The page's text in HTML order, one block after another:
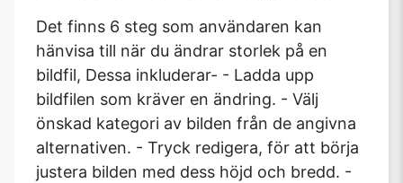
Det finns 6 steg som användaren kan
hänvisa till när du ändrar storlek på en
bildfil, Dessa inkluderar- - Ladda upp
bildfilen som kräver en ändring. - Välj
önskad kategori av bilden från de angivna
alternativen. - Tryck redigera, för att börja
justera bilden med dess höjd och bredd. -